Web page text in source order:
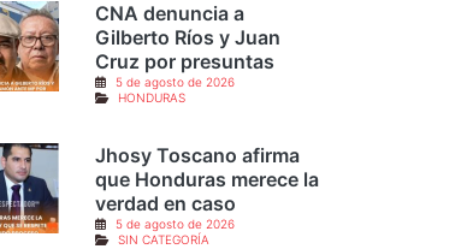
CNA denuncia a
Gilberto Ríos y Juan
Cruz por presuntas
5 de agosto de 2026
HONDURAS
Jhosy Toscano afirma
que Honduras merece la
verdad en caso
5 de agosto de 2026
SIN CATEGORÍA